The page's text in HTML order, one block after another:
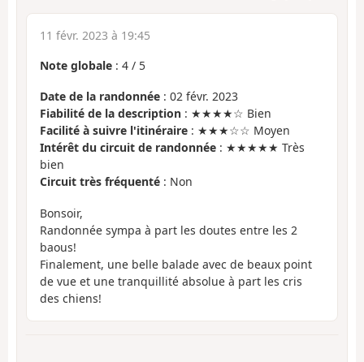
11 févr. 2023 à 19:45
Note globale : 4 / 5
Date de la randonnée : 02 févr. 2023
Fiabilité de la description : ★★★★☆ Bien
Facilité à suivre l'itinéraire : ★★★☆☆ Moyen
Intérêt du circuit de randonnée : ★★★★★ Très
bien
Circuit très fréquenté : Non
Bonsoir,
Randonnée sympa à part les doutes entre les 2
baous!
Finalement, une belle balade avec de beaux point
de vue et une tranquillité absolue à part les cris
des chiens!